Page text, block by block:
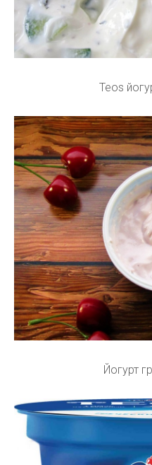
Teos
Йогурт